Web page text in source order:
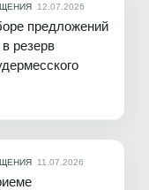
12.07.2026
предложений
резерв
11.07.2026